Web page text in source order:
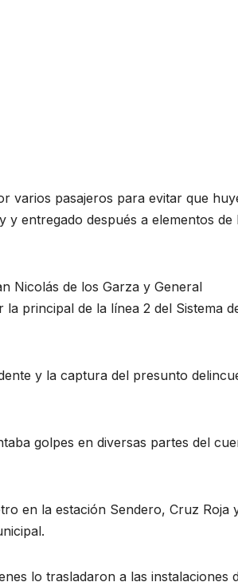
varios pasajeros para evitar que
entregado después a elementos de
Nicolás de los Garza y General
principal de la línea 2 del Sistema
y la captura del presunto
golpes en diversas partes del
en la estación Sendero, Cruz Roja
lo trasladaron a las instalaciones